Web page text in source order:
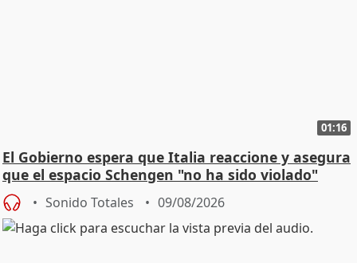
01:16
El Gobierno espera que Italia reaccione y asegura
que el espacio Schengen "no ha sido violado"
Sonido Totales 09/08/2026